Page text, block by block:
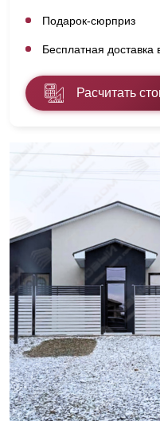
Подарок-сюрприз
Бесплатная доставка
Расчитать